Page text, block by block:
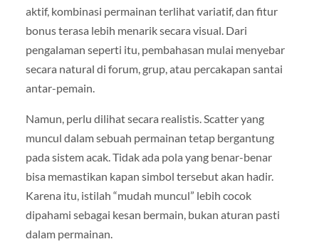
aktif, kombinasi permainan terlihat variatif, dan fitur
bonus terasa lebih menarik secara visual. Dari
pengalaman seperti itu, pembahasan mulai menyebar
secara natural di forum, grup, atau percakapan santai
antar-pemain.
Namun, perlu dilihat secara realistis. Scatter yang
muncul dalam sebuah permainan tetap bergantung
pada sistem acak. Tidak ada pola yang benar-benar
bisa memastikan kapan simbol tersebut akan hadir.
Karena itu, istilah “mudah muncul” lebih cocok
dipahami sebagai kesan bermain, bukan aturan pasti
dalam permainan.